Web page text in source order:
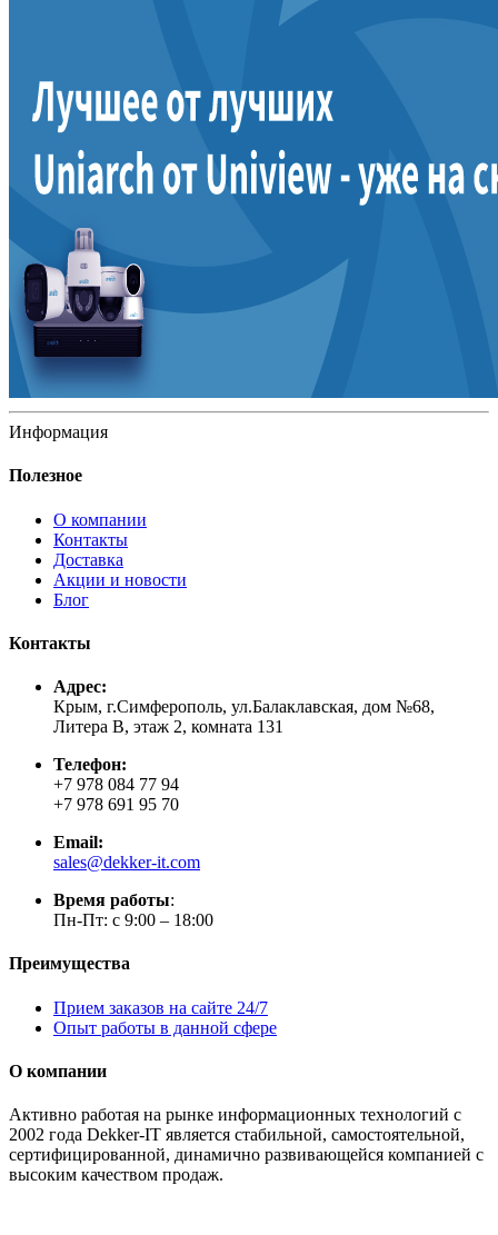
Информация
Полезное
О компании
Контакты
Доставка
Акции и новости
Блог
Контакты
Адрес:
Крым, г.Симферополь, ул.Балаклавская, дом №68,
Литера В, этаж 2, комната 131
Телефон:
+7 978 084 77 94
+7 978 691 95 70
Email:
sales@dekker-it.com
Время работы:
Пн-Пт: с 9:00 – 18:00
Преимущества
Прием заказов на сайте 24/7
Опыт работы в данной сфере
О компании
Активно работая на рынке информационных технологий с
2002 года Dekker-IT является стабильной, самостоятельной,
сертифицированной, динамично развивающейся компанией с
высоким качеством продаж.